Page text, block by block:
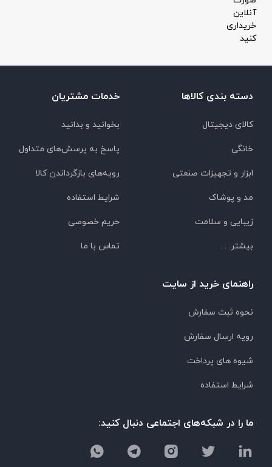
دسته بندی کالاها
کالای دیجیتال
خانگی
ابزار و تجهیزات صنعتی
مد و پوشاک
زیبایی و سلامت
بیشتر. . .
خدمات مشتریان
بخوانید و بدانید
پاسخ به پرسش‌های متداول
رویه‌های بازگرداندن کالا
شرایط استفاده
حریم خصوصی
تماس با ما
راهنمای خرید از سایت
نحوه ثبت سفارش
رویه ارسال سفارش
شیوه های پرداخت
شرایط استفاده
ما را در شبکه‌های اجتماعی دنبال کنید: